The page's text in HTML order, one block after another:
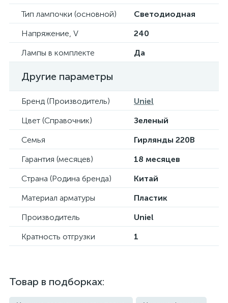
Тип лампочки (основной)
Светодиодная
Напряжение, V
240
Лампы в комплекте
Да
Другие параметры
Бренд (Производитель)
Uniel
Цвет (Справочник)
Зеленый
Семья
Гирлянды 220В
Гарантия (месяцев)
18 месяцев
Страна (Родина бренда)
Китай
Материал арматуры
Пластик
Производитель
Uniel
Кратность отгрузки
1
Товар в подборках: